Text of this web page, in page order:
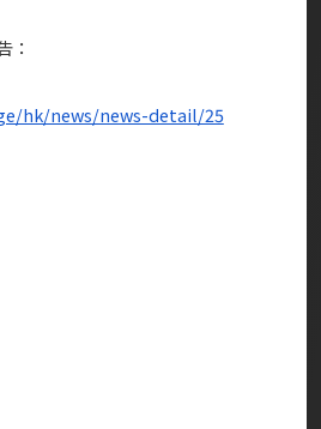
：
hk/news/news-detail/25